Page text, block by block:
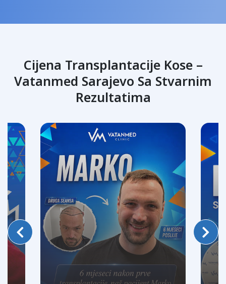
Cijena Transplantacije Kose –
Vatanmed Sarajevo Sa Stvarnim
Rezultatima